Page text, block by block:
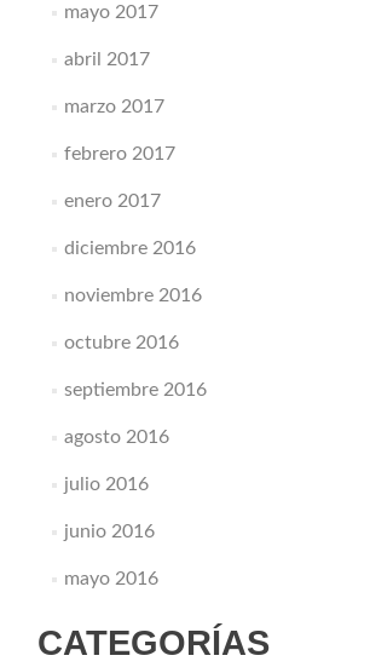
mayo 2017
abril 2017
marzo 2017
febrero 2017
enero 2017
diciembre 2016
noviembre 2016
octubre 2016
septiembre 2016
agosto 2016
julio 2016
junio 2016
mayo 2016
CATEGORÍAS